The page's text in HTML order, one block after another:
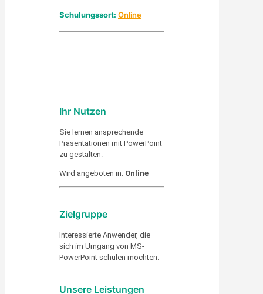
Schulungssort: Online
Ihr Nutzen
Sie lernen ansprechende
Präsentationen mit PowerPoint
zu gestalten.
Wird angeboten in: Online
Zielgruppe
Interessierte Anwender, die
sich im Umgang von MS-
PowerPoint schulen möchten.
Unsere Leistungen